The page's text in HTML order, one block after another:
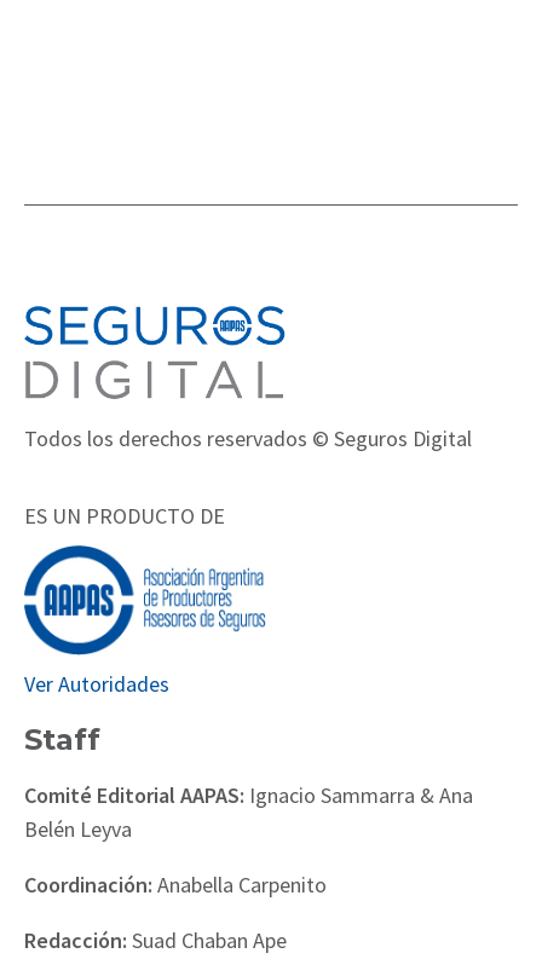
Todos los derechos reservados © Seguros Digital
ES UN PRODUCTO DE
Ver Autoridades
Staff
Comité Editorial AAPAS: Ignacio Sammarra & Ana
Belén Leyva
Coordinación: Anabella Carpenito
Redacción: Suad Chaban Ape